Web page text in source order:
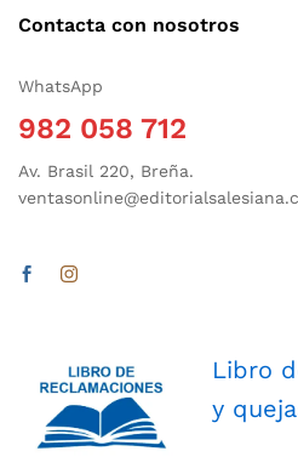
Contacta con nosotros
WhatsApp
982 058 712
Av. Brasil 220, Breña.
Libro
y